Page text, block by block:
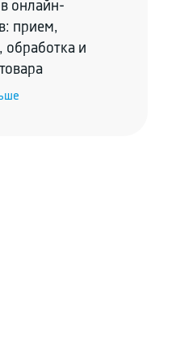
онлайн-
прием,
обработка и